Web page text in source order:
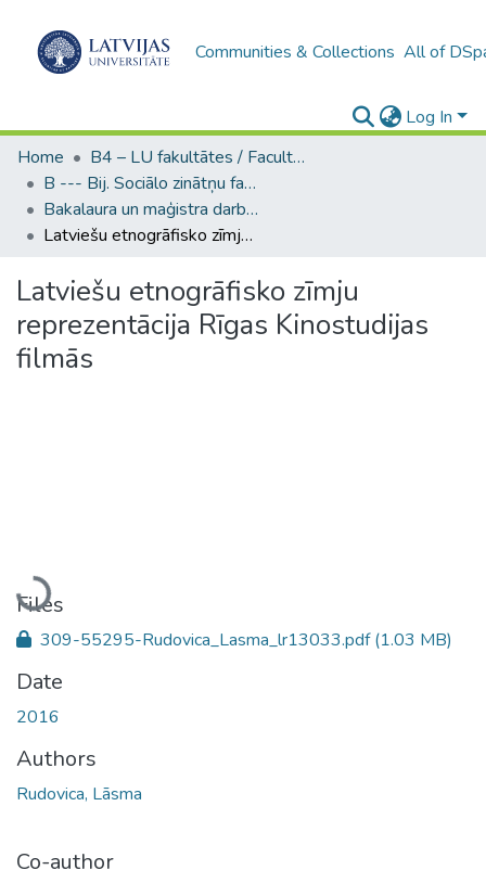
Communities & Collections All of
Log In
Home
B4 – LU fakultātes / Faculties of the UL
B --- Bij. Sociālo zinātņu fakultātes noslēguma darbi / Faculty of Social Sciences - Graduate works
Bakalaura un maģistra darbi (SZF) / Bachelor's and Master's theses
Latviešu etnogrāfisko zīmju reprezentācija Rīgas Kinostudijas filmās
Latviešu etnogrāfisko zīmju
reprezentācija Rīgas Kinostudijas
filmās
Loading...
Files
309-55295-Rudovica_Lasma_lr13033.pdf(1.03 MB)
Date
2016
Authors
Rudovica, Lāsma
Co-author